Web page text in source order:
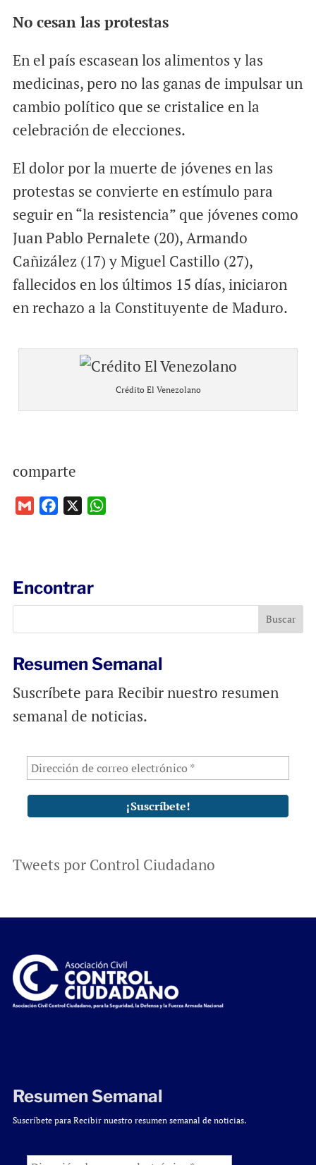
No cesan las protestas
En el país escasean los alimentos y las
medicinas, pero no las ganas de impulsar un
cambio político que se cristalice en la
celebración de elecciones.
El dolor por la muerte de jóvenes en las
protestas se convierte en estímulo para
seguir en “la resistencia” que jóvenes como
Juan Pablo Pernalete (20), Armando
Cañizález (17) y Miguel Castillo (27),
fallecidos en los últimos 15 días, iniciaron
en rechazo a la Constituyente de Maduro.
Crédito El Venezolano
comparte
o
k
p
Encontrar
Resumen Semanal
Suscríbete para Recibir nuestro resumen
semanal de noticias.
Tweets por Control Ciudadano
Resumen Semanal
Suscríbete para Recibir nuestro resumen semanal de noticias.